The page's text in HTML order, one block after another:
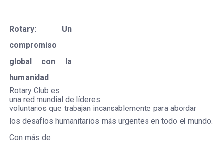
Rotary:
Un
compromiso
gl obal con
la
humanidad
Rotary Club es
unared mundial de íderes
voluntarios que trabajan incansablemente para abordar
los desafíos humanitarios más urgentes en todo el mundo.
Con más de